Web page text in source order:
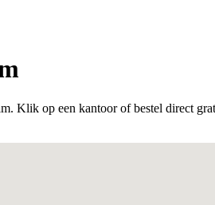
Klik op een kantoor of bestel direct